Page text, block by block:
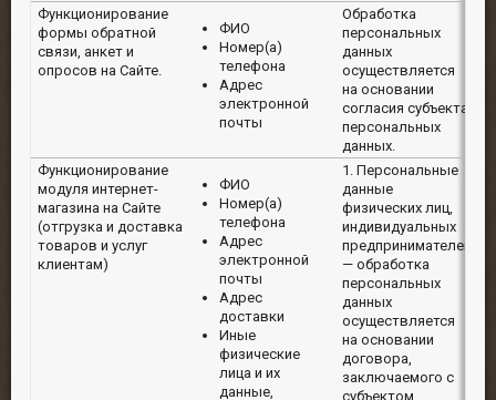
Функционирование
формы обратной
связи, анкет и
опросов на Сайте.
ФИО
Номер(а)
телефона
Адрес
электронной
почты
Обработка
персональных
данных
осуществляется
на основании
согласия субъекта
персональных
данных.
Функционирование
модуля интернет-
магазина на Сайте
(отгрузка и доставка
товаров и услуг
клиентам)
ФИО
Номер(а)
телефона
Адрес
электронной
почты
Адрес
доставки
Иные
физические
лица и их
данные,
1. Персональные
данные
физических лиц,
индивидуальных
предпринимателей
— обработка
персональных
данных
осуществляется
на основании
договора,
заключаемого с
субъектом